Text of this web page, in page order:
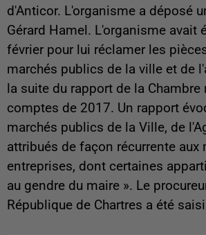
d'Anticor. L'organisme a déposé
Gérard Hamel. L'organisme avait
février pour lui réclamer les
marchés publics de la ville et de
la suite du rapport de la
comptes de 2017. Un rapport
marchés publics de la Ville, de
attribués de façon récurrente aux
entreprises, dont certaines
au gendre du maire ». Le
République de Chartres a été